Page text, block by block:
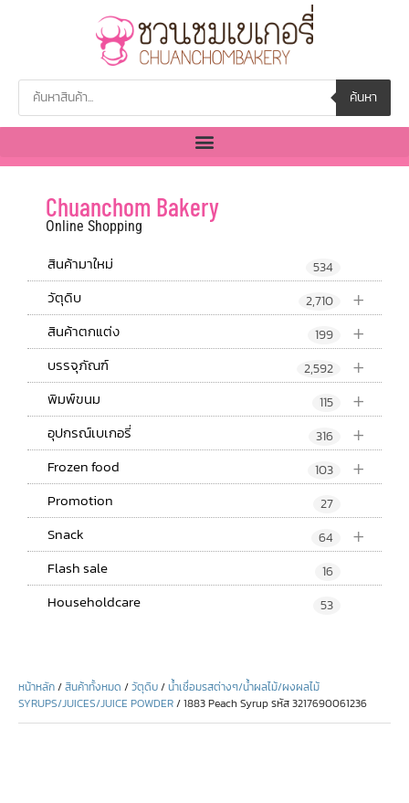
ค้นหา
Chuanchom Bakery
Online Shopping
สินค้ามาใหม่ 534
+
วัตุดิบ 2,710
+
สินค้าตกแต่ง 199
+
บรรจุภัณฑ์ 2,592
+
พิมพ์ขนม 115
+
อุปกรณ์เบเกอรี่ 316
+
Frozen food 103
Promotion 27
+
Snack 64
Flash sale 16
Householdcare 53
หน้าหลัก/สินค้าทั้งหมด /วัตุดิบ/น้ำเชื่อมรสต่างๆ/น้ำผลไม้/ผงผลไม้
SYRUPS/JUICES/JUICE POWDER/ 1883 Peach Syrup รหัส 3217690061236